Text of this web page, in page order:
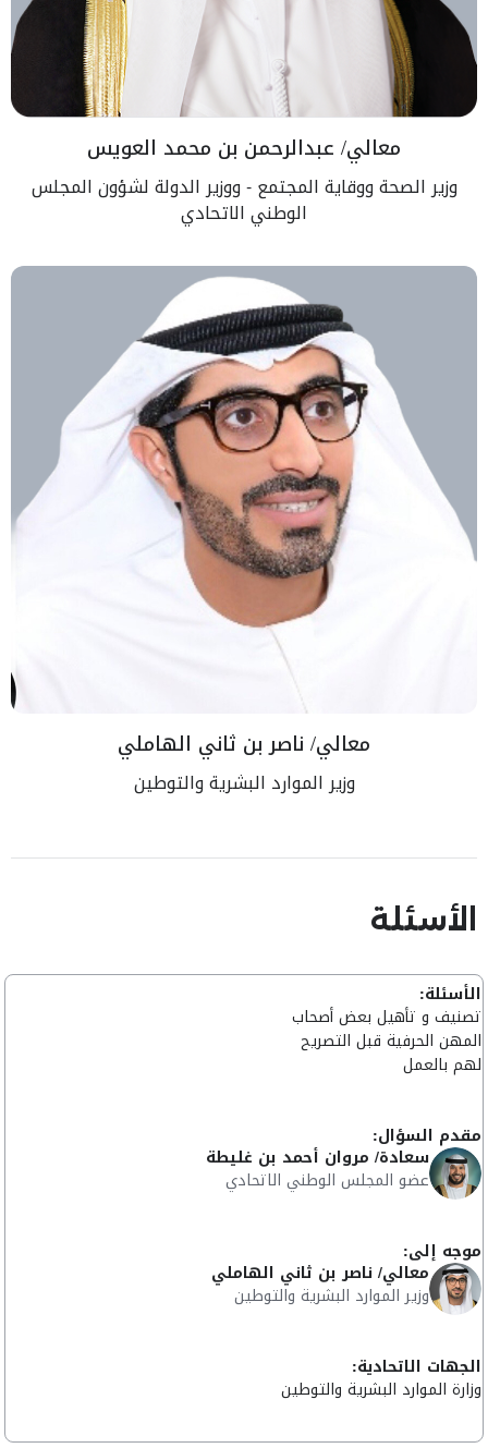
معالي/ عبدالرحمن بن محمد العويس
وزير الصحة ووقاية المجتمع - ووزير الدولة لشؤون المجلس
الوطني الاتحادي
معالي/ ناصر بن ثاني الهاملي
وزير الموارد البشرية والتوطين
الأسئلة
الأسئلة:
تصنيف و تأهيل بعض أصحاب
المهن الحرفية قبل التصريح
لهم بالعمل
مقدم السؤال:
سعادة/ مروان أحمد بن غليطة
عضو المجلس الوطني الاتحادي
موجه إلى:
معالي/ ناصر بن ثاني الهاملي
وزير الموارد البشرية والتوطين
الجهات الاتحادية:
وزارة الموارد البشرية والتوطين